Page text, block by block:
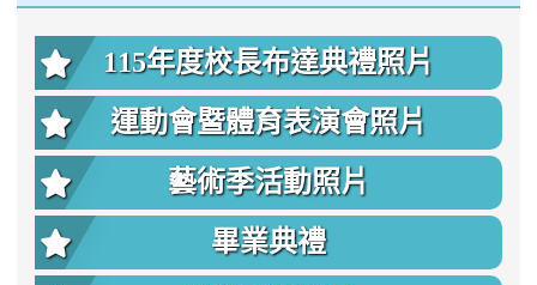
115年度校長布達典禮照片
運動會暨體育表演會照片
藝術季活動照片
畢業典禮